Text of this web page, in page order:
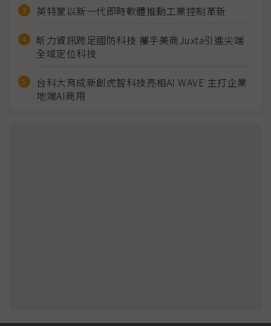
英特蒙以新一代即時軟體推動工業控制革新
昕力資訊跨足國防科技 攜手美商Juxta引進尖端
全域定位科技
台科大育成新創虎智科技亮相AI WAVE 主打企業
地端AI商用